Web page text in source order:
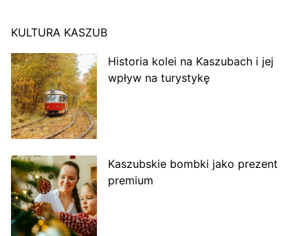
KULTURA KASZUB
Historia kolei na Kaszubach i jej
wpływ na turystykę
Kaszubskie bombki jako prezent
premium